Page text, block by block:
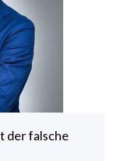
der falsche